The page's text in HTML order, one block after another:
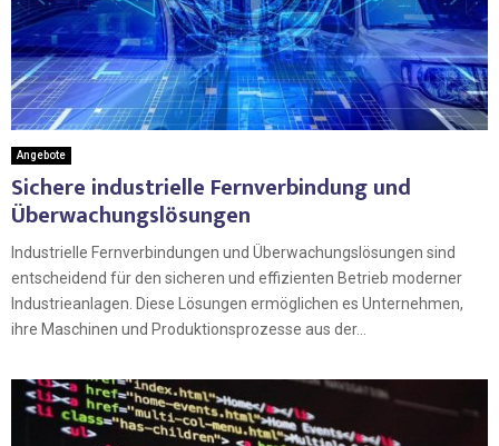
Angebote
Sichere industrielle Fernverbindung und
Überwachungslösungen
Industrielle Fernverbindungen und Überwachungslösungen sind
entscheidend für den sicheren und effizienten Betrieb moderner
Industrieanlagen. Diese Lösungen ermöglichen es Unternehmen,
ihre Maschinen und Produktionsprozesse aus der...